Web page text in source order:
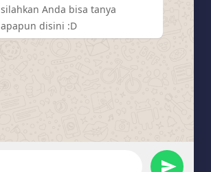
Pendamping
Artikel
silahkan Anda bisa tanya
apapun disini :D